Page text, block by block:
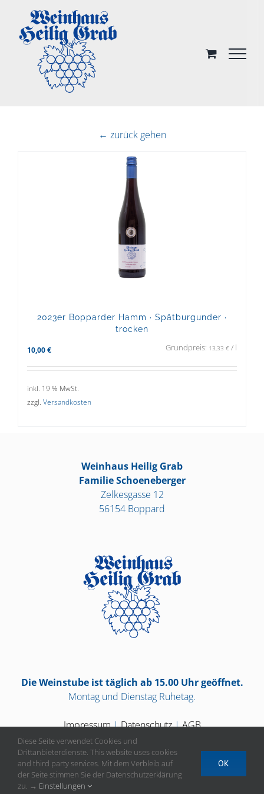
content
← zurück gehen
2023er Bopparder Hamm · Spätburgunder ·
trocken
10,00 € Grundpreis: 13,33 € / l
inkl. 19 % MwSt.
zzgl. Versandkosten
Weinhaus Heilig Grab
Familie Schoeneberger
Zelkesgasse 12
56154 Boppard
Die Weinstube ist täglich ab 15.00 Uhr geöffnet.
Montag und Dienstag Ruhetag.
Impressum|Datenschutz|AGB
Diese Seite verwendet Cookies und
Drittanbieterdienste. This website uses cookies
and third party services. Mit dem Verbleib auf
der Seite stimmen Sie der Datenschutzerklärung
zu. → Einstellungen
OK